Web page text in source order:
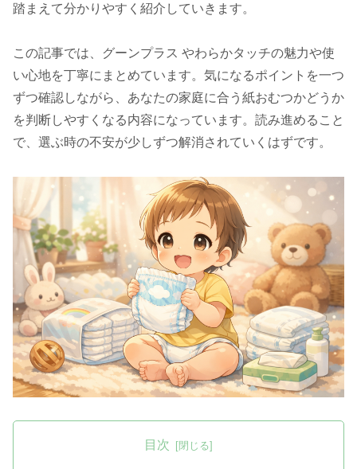
踏まえて分かりやすく紹介していきます。
この記事では、グーンプラス やわらかタッチの魅力や使
い心地を丁寧にまとめています。気になるポイントを一つ
ずつ確認しながら、あなたの家庭に合う紙おむつかどうか
を判断しやすくなる内容になっています。読み進めること
で、選ぶ時の不安が少しずつ解消されていくはずです。
目次